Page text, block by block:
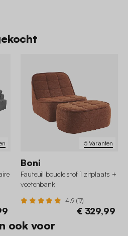
5 Varianten
Boni
Fauteuil bouclé stof 1 zitplaats +
voetenbank
4.9 (17)
€ 329,99
ook voor